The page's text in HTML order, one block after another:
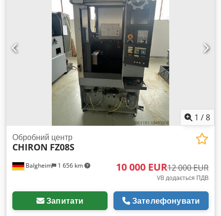
крутного моменту: 140 Нм Потужність свердління: в
середньому 42 мм (із свердлом зі змінними пластинами)
Потужність фрезерування: 600 см³/хв Кількість позицій
інструментів: 24 Тип кріплення інструменту: HSK A 63 DIN
69893 Діаметр інструменту: макс. 75 мм Діаметр
інструменту із: вільними сусідніми позиціями: макс. 160 мм
Довжина інструменту: макс. 320 мм Вага інструменту: макс.
8 кг (максимальне навантаження на магазин – 100 кг) Час
заміни інструменту: прибл. 1,5 с (залежить від системи
1 /8
Balgheim 1 656 km
Обробний центр
CHIRON FZ08S
10 000 EUR12 000 EUR
VB додається ПДВ
Запитати Зателефонувати